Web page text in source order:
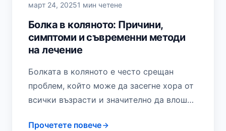
март 24, 20251 мин четене
Болка в коляното: Причини,
симптоми и съвременни методи
на лечение
Болката в коляното е често срещан
проблем, който може да засегне хора от
всички възрасти и значително да влоши
Прочетете повече